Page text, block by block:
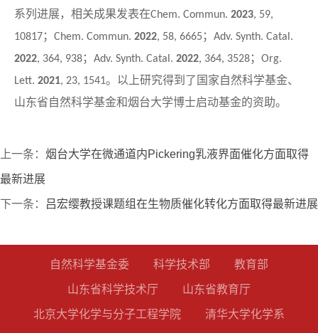
系列进展，相关成果发表在Chem. Commun. 2023, 59,
10817； Chem. Commun. 2022, 58, 6665 ； Adv. Synth. Catal.
2022, 364, 938； Adv. Synth. Catal. 2022, 364, 3528； Org.
Lett. 2021, 23, 1541。以上研究得到了国家自然科学基金、
山东省自然科学基金和烟台大学博士启动基金的资助。
上一条： 烟台大学在微通道内Pickering乳液界面催化方面取得
最新进展
下一条： 吕宏缨教授课题组在生物质催化转化方面取得最新进展
自然科学基金委 科学技术部 教育部
山东省科学技术厅 山东省教育厅
北京大学化学与分子工程学院 清华大学化学系